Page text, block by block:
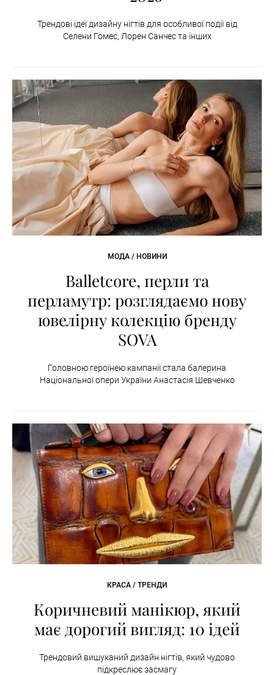
Трендові ідеї дизайну нігтів для особливої події від
Селени Гомес, Лорен Санчес та інших
МОДА / НОВИНИ
Balletcore, перли та
перламутр: розглядаємо нову
ювелірну колекцію бренду
SOVA
Головною героїнею кампанії стала балерина
Національної опери України Анастасія Шевченко
КРАСА / ТРЕНДИ
Коричневий манікюр, який
має дорогий вигляд: 10 ідей
Трендовий вишуканий дизайн нігтів, який чудово
підкреслює засмагу